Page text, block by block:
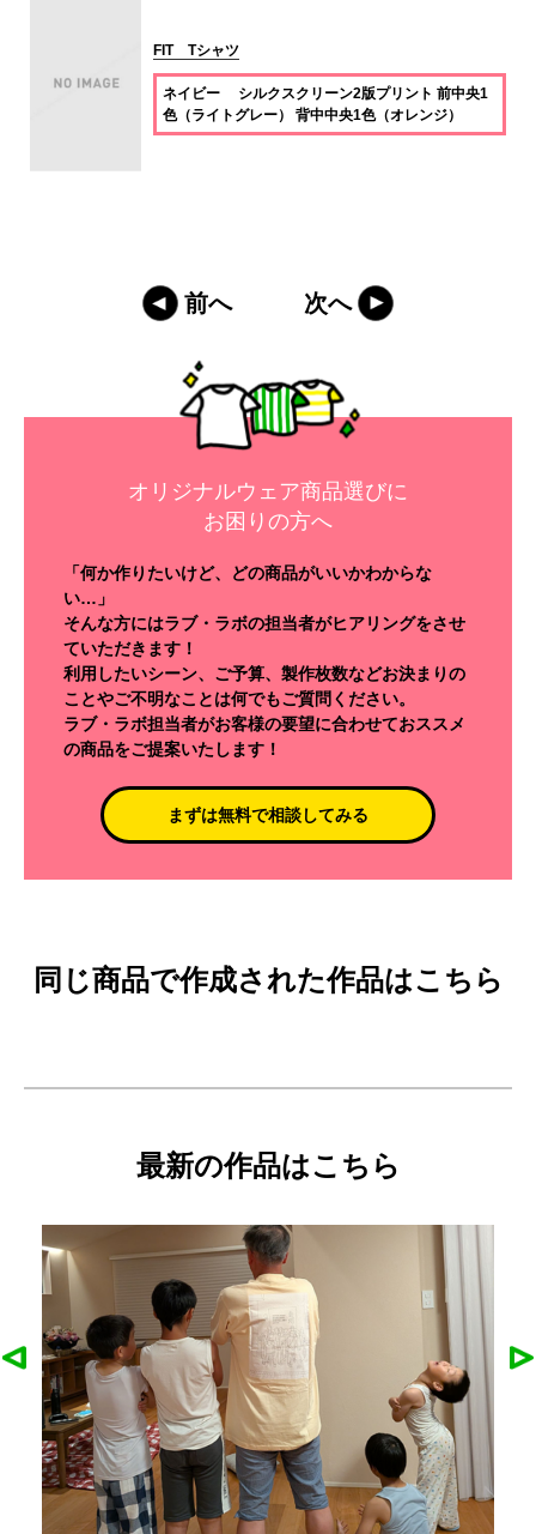
FIT Tシャツ
ネイビー シルクスクリーン2版プリント 前中央1
色（ライトグレー） 背中中央1色（オレンジ）
前へ 次へ
オリジナルウェア商品選びに
お困りの方へ
「何か作りたいけど、どの商品がいいかわからな
い…」
そんな方にはラブ・ラボの担当者がヒアリングをさせ
ていただきます！
利用したいシーン、ご予算、製作枚数などお決まりの
ことやご不明なことは何でもご質問ください。
ラブ・ラボ担当者がお客様の要望に合わせておススメ
の商品をご提案いたします！
まずは無料で相談してみる
同じ商品で作成された作品はこちら
最新の作品はこちら